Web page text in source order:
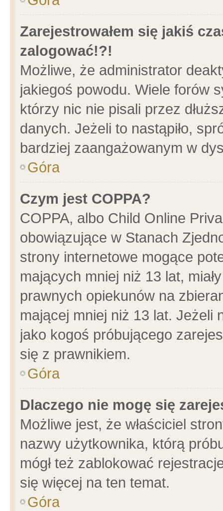
Zarejestrowałem się jakiś
zalogować!?!
Możliwe, że administrator
jakiegoś powodu. Wiele forów
którzy nic nie pisali przez
danych. Jeżeli to nastąpiło,
bardziej zaangażowanym w
Góra
Czym jest COPPA?
COPPA, albo Child Online
obowiązujące w Stanach
strony internetowe mogące
mających mniej niż 13 lat,
prawnych opiekunów na
mającej mniej niż 13 lat. Jeżeli
jako kogoś próbującego
się z prawnikiem.
Góra
Dlaczego nie mogę się
Możliwe jest, że właściciel
nazwy użytkownika, którą
mógł też zablokować
się więcej na ten temat.
Góra